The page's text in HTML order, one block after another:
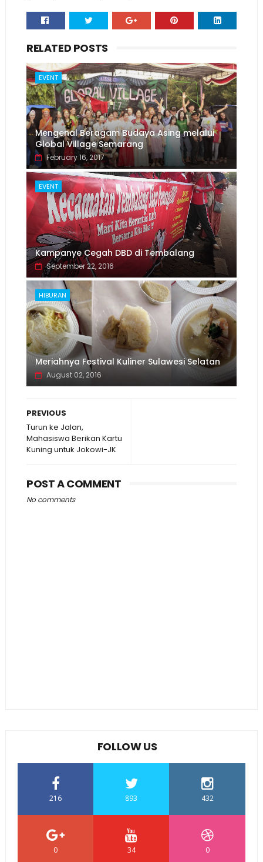
RELATED POSTS
EVENT
Mengenal Beragam Budaya Asing melalui
Global Village Semarang
February 16, 2017
EVENT
Kampanye Cegah DBD di Tembalang
September 22, 2016
HIBURAN
Meriahnya Festival Kuliner Sulawesi Selatan
August 02, 2016
PREVIOUS
Turun ke Jalan,
Mahasiswa Berikan Kartu
Kuning untuk Jokowi-JK
POST A COMMENT
No comments
FOLLOW US
216 893 432
0 34 0